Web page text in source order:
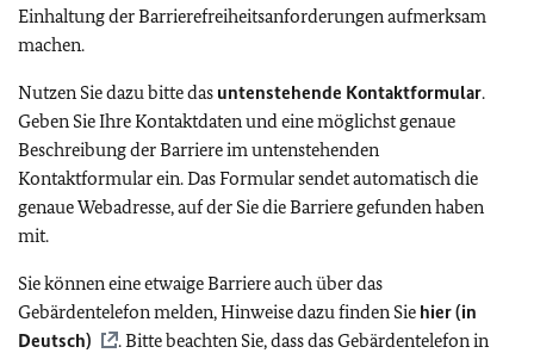
Einhaltung der Barrierefreiheitsanforderungen aufmerksam
machen.
Nutzen Sie dazu bitte das untenstehende Kontaktformular.
Geben Sie Ihre Kontaktdaten und eine möglichst genaue
Beschreibung der Barriere im untenstehenden
Kontaktformular ein. Das Formular sendet automatisch die
genaue Webadresse, auf der Sie die Barriere gefunden haben
mit.
Sie können eine etwaige Barriere auch über das
Gebärdentelefon melden, Hinweise dazu finden Sie hier (in
Deutsch)
. Bitte beachten Sie, dass das Gebärdentelefon in